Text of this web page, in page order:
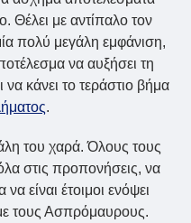
με αντίπαλο τον
πολύ μεγάλη εμφάνιση,
να αυξήσει τη
κάνει το τεράστιο βήμα
.
του χαρά. Όλους τους
στις προπονήσεις, να
είναι έτοιμοι ενόψει
τους Ασπρόμαυρους.